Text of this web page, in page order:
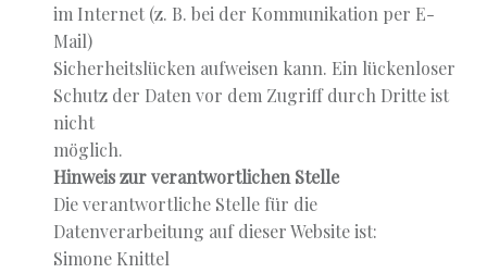
im Internet (z. B. bei der Kommunikation per E-
Mail)
Sicherheitslücken aufweisen kann. Ein lückenloser
Schutz der Daten vor dem Zugriff durch Dritte ist
nicht
möglich.
Hinweis zur verantwortlichen Stelle
Die verantwortliche Stelle für die
Datenverarbeitung auf dieser Website ist:
Simone Knittel